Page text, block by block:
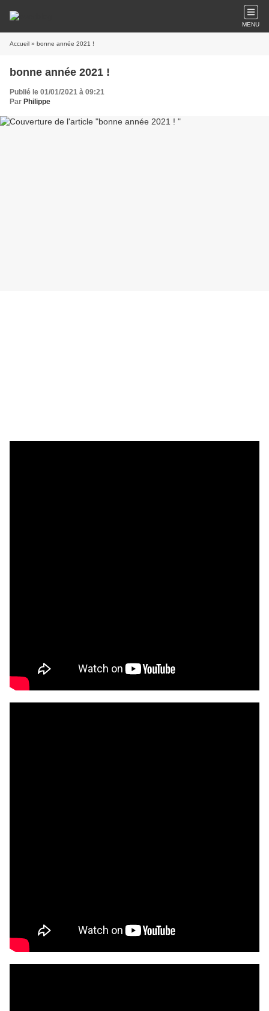
MENU
Accueil » bonne année 2021 !
bonne année 2021 !
Publié le 01/01/2021 à 09:21
Par Philippe